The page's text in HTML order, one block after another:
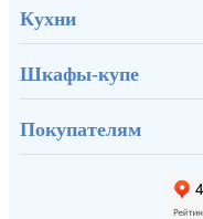
Кухни
Шкафы-купе
Покупателям